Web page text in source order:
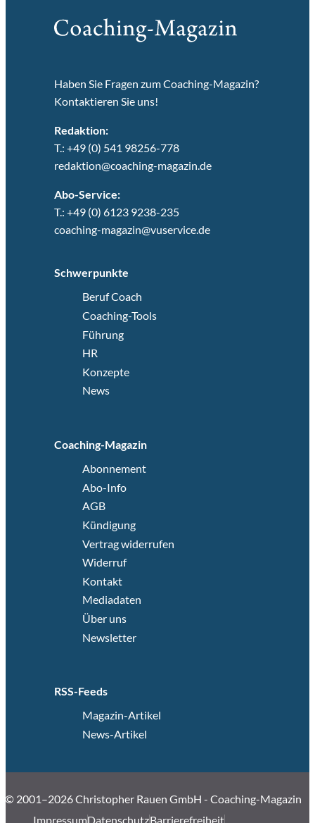
Haben Sie Fragen zum Coaching-Magazin?
Kontaktieren Sie uns!
Redaktion:
T.: +49 (0) 541 98256-778
redaktion@coaching-magazin.de
Abo-Service:
T.: +49 (0) 6123 9238-235
coaching-magazin@vuservice.de
Schwerpunkte
Beruf Coach
Coaching-Tools
Führung
HR
Konzepte
News
Coaching-Magazin
Abonnement
Abo-Info
AGB
Kündigung
Vertrag widerrufen
Widerruf
Kontakt
Mediadaten
Über uns
Newsletter
RSS-Feeds
Magazin-Artikel
News-Artikel
© 2001–2026 Christopher Rauen GmbH - Coaching-Magazin
ImpressumDatenschutzBarrierefreiheit